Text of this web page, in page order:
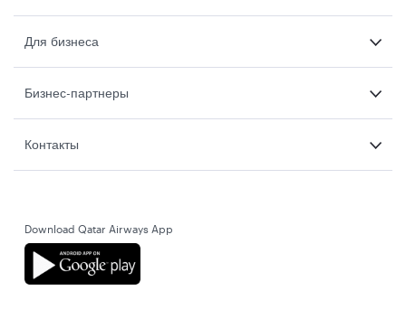
Для бизнеса
Бизнес-партнеры
Контакты
Download Qatar Airways App